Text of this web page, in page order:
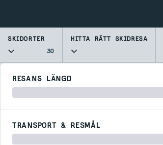
SKIDORTER
30
HITTA RÄTT SKIDRESA
RESANS LÄNGD
TRANSPORT & RESMÅL